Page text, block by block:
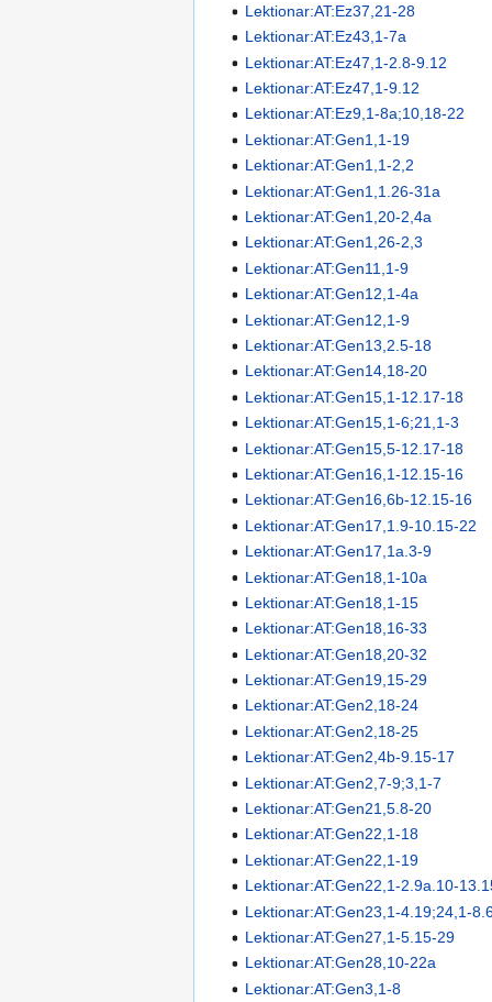
Lektionar:AT:Ez37,21-28
Lektionar:AT:Ez43,1-7a
Lektionar:AT:Ez47,1-2.8-9.12
Lektionar:AT:Ez47,1-9.12
Lektionar:AT:Ez9,1-8a;10,18-22
Lektionar:AT:Gen1,1-19
Lektionar:AT:Gen1,1-2,2
Lektionar:AT:Gen1,1.26-31a
Lektionar:AT:Gen1,20-2,4a
Lektionar:AT:Gen1,26-2,3
Lektionar:AT:Gen11,1-9
Lektionar:AT:Gen12,1-4a
Lektionar:AT:Gen12,1-9
Lektionar:AT:Gen13,2.5-18
Lektionar:AT:Gen14,18-20
Lektionar:AT:Gen15,1-12.17-18
Lektionar:AT:Gen15,1-6;21,1-3
Lektionar:AT:Gen15,5-12.17-18
Lektionar:AT:Gen16,1-12.15-16
Lektionar:AT:Gen16,6b-12.15-16
Lektionar:AT:Gen17,1.9-10.15-22
Lektionar:AT:Gen17,1a.3-9
Lektionar:AT:Gen18,1-10a
Lektionar:AT:Gen18,1-15
Lektionar:AT:Gen18,16-33
Lektionar:AT:Gen18,20-32
Lektionar:AT:Gen19,15-29
Lektionar:AT:Gen2,18-24
Lektionar:AT:Gen2,18-25
Lektionar:AT:Gen2,4b-9.15-17
Lektionar:AT:Gen2,7-9;3,1-7
Lektionar:AT:Gen21,5.8-20
Lektionar:AT:Gen22,1-18
Lektionar:AT:Gen22,1-19
Lektionar:AT:Gen22,1-2.9a.10-
Lektionar:AT:Gen23,1-4.19;24,1-
Lektionar:AT:Gen27,1-5.15-29
Lektionar:AT:Gen28,10-22a
Lektionar:AT:Gen3,1-8